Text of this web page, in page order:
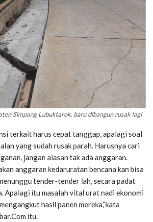
Simpang Lubuktarok, baru dibangun rusak lagi
terkait harus cepat tanggap, apalagi soal
yang sudah rusak parah. Harusnya cari
jangan alasan tak ada anggaran.
anggaran kedaruratan bencana kan bisa
tender-tender lah, secara padat
Apalagi itu masalah vital urat nadi ekonomi
hasil panen mereka,”kata
itu.